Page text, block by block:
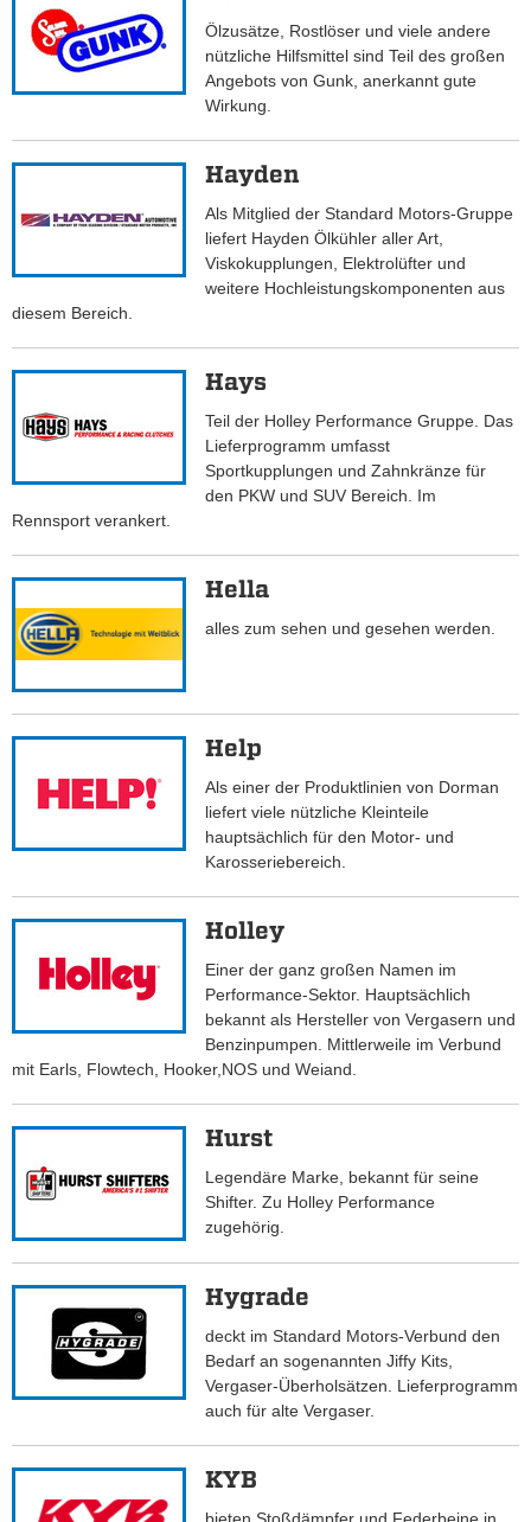
Ölzusätze, Rostlöser und viele andere
nützliche Hilfsmittel sind Teil des großen
Angebots von Gunk, anerkannt gute
Wirkung.
Hayden
Als Mitglied der Standard Motors-Gruppe
liefert Hayden Ölkühler aller Art,
Viskokupplungen, Elektrolüfter und
weitere Hochleistungskomponenten aus
diesem Bereich.
Hays
Teil der Holley Performance Gruppe. Das
Lieferprogramm umfasst
Sportkupplungen und Zahnkränze für
den PKW und SUV Bereich. Im
Rennsport verankert.
Hella
alles zum sehen und gesehen werden.
Help
Als einer der Produktlinien von Dorman
liefert viele nützliche Kleinteile
hauptsächlich für den Motor- und
Karosseriebereich.
Holley
Einer der ganz großen Namen im
Performance-Sektor. Hauptsächlich
bekannt als Hersteller von Vergasern und
Benzinpumpen. Mittlerweile im Verbund
mit Earls, Flowtech, Hooker,NOS und Weiand.
Hurst
Legendäre Marke, bekannt für seine
Shifter. Zu Holley Performance
zugehörig.
Hygrade
deckt im Standard Motors-Verbund den
Bedarf an sogenannten Jiffy Kits,
Vergaser-Überholsätzen. Lieferprogramm
auch für alte Vergaser.
KYB